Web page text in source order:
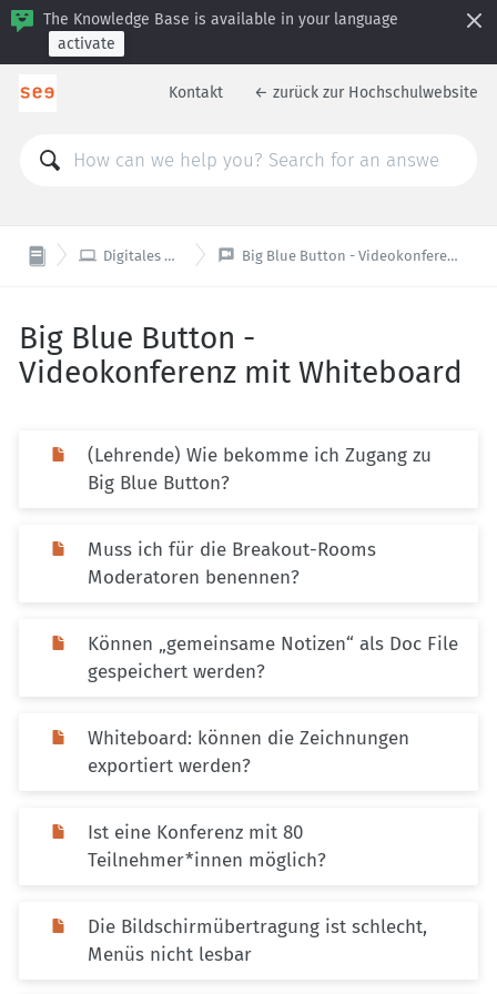
The Knowledge Base is available in your language
activate
Kontakt ← zurück zur Hochschulwebsite
 Digitales & Technik  Big Blue Button - Videokonferenz mit Whiteboard
Big Blue Button -
Videokonferenz mit Whiteboard
(Lehrende) Wie bekomme ich Zugang zu
Big Blue Button?
Muss ich für die Breakout-Rooms
Moderatoren benennen?
Können „gemeinsame Notizen“ als Doc File
gespeichert werden?
Whiteboard: können die Zeichnungen
exportiert werden?
Ist eine Konferenz mit 80
Teilnehmer*innen möglich?
Die Bildschirmübertragung ist schlecht,
Menüs nicht lesbar